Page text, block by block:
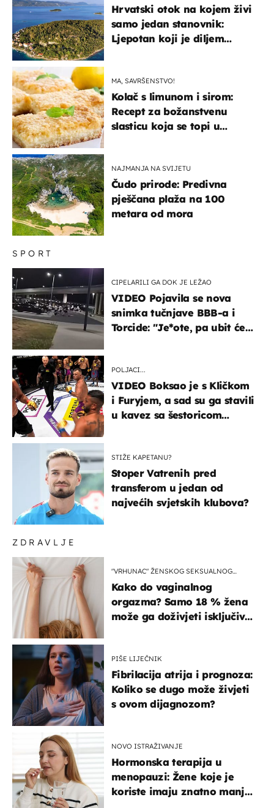
ZDRAVLJE
"VRHUNAC" ŽENSKOG SEKSUALNOG
Kako do vaginalnog
orgazma? Samo 18 % žena
može ga doživjeti isključivo
PIŠE LIJEČNIK
Fibrilacija atrija i prognoza:
Koliko se dugo može živjeti
s ovom dijagnozom?
NOVO ISTRAŽIVANJE
Hormonska terapija u
menopauzi: Žene koje je
koriste imaju znatno manji
SPORT
CIPELARILI GA DOK JE LEŽAO
VIDEO Pojavila se nova
snimka tučnjave BBB-a i
Torcide: "Je*ote, pa ubit će
POLJACI...
VIDEO Boksao je s Kličkom
i Furyjem, a sad su ga stavili
u kavez sa šestoricom
STIŽE KAPETANU?
Stoper Vatrenih pred
transferom u jedan od
najvećih svjetskih klubova?
Hrvatski otok na kojem živi
samo jedan stanovnik:
Ljepotan koji je diljem
MA, SAVRŠENSTVO!
Kolač s limunom i sirom:
Recept za božanstvenu
slasticu koja se topi u
NAJMANJA NA SVIJETU
Čudo prirode: Predivna
pješčana plaža na 100
metara od mora